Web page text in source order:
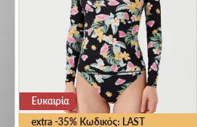
extra -35% Κωδικός: LAST
Ευκαιρία